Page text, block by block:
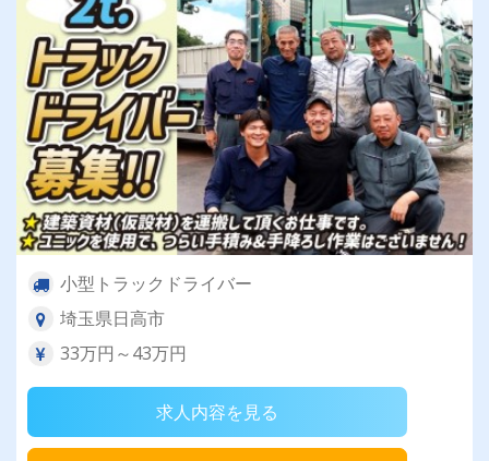
小型トラックドライバー
埼玉県日高市
33万円～43万円
求人内容を見る